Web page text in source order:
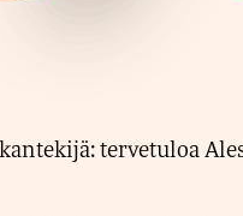
tervetuloa